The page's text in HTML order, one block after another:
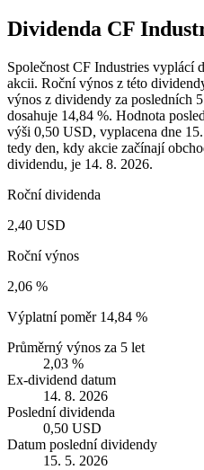
Dividenda CF
Společnost CF Industries vyplácí
akcii. Roční výnos z této
výnos z dividendy za posledních
dosahuje 14,84 %. Hodnota
výši 0,50 USD, vyplacena dne
tedy den, kdy akcie začínají
dividendu, je 14. 8. 2026.
Roční dividenda
2,40 USD
Roční výnos
2,06 %
Výplatní poměr 14,84 %
Průměrný výnos za 5 let
2,03 %
Ex-dividend datum
14. 8. 2026
Poslední dividenda
0,50 USD
Datum poslední dividendy
15. 5. 2026